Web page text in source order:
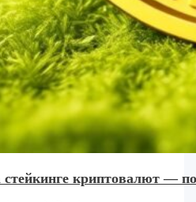
стейкинге криптовалют —